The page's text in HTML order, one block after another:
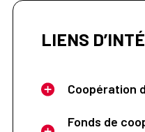
LIENS
Coopération
Fonds de